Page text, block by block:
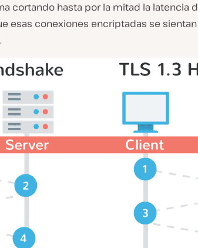
cortando hasta por la mitad la latencia
esas conexiones encriptadas se